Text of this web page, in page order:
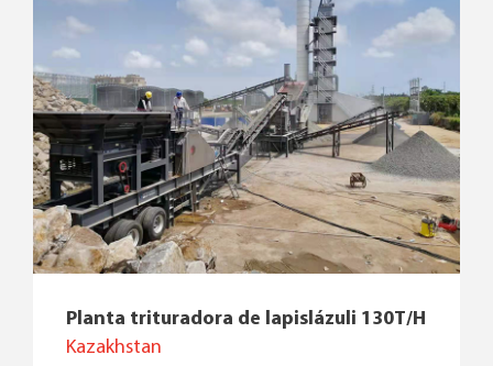
Planta trituradora de lapislázuli 130T/H
Kazakhstan